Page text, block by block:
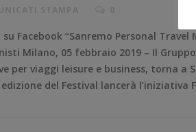
Facebook “Sanremo Personal
Milano, 05 febbraio 2019 – Il
per viaggi leisure e business, torna a
del Festival lancerà l’iniziativa